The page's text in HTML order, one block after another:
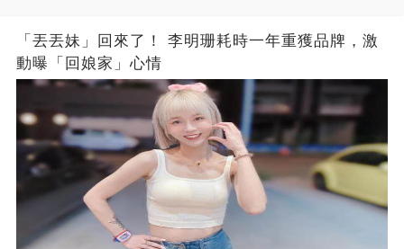
「丟丟妹」回來了！ 李明珊耗時一年重獲品牌，激
動曝「回娘家」心情